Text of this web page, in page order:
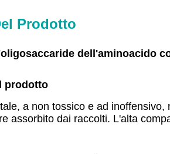
Prodotto
dell'aminoacido
prodotto
a non tossico e ad
assorbito dai raccolti. L'alta